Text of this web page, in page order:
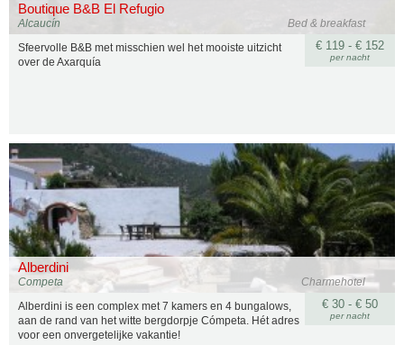
Boutique B&B El Refugio
Bed & breakfast
Alcaucín
€ 119 - € 152
per nacht
Sfeervolle B&B met misschien wel het mooiste uitzicht
over de Axarquía
Alberdini
Charmehotel
Competa
€ 30 - € 50
per nacht
Alberdini is een complex met 7 kamers en 4 bungalows,
aan de rand van het witte bergdorpje Cómpeta. Hét adres
voor een onvergetelijke vakantie!